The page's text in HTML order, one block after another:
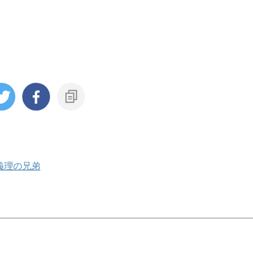
理の兄弟